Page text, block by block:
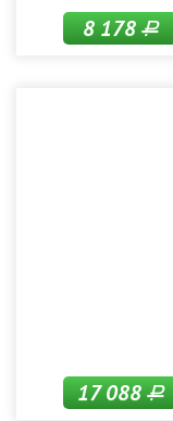
8 178Р
17 088Р